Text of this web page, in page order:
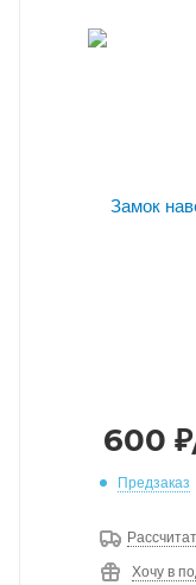
600 ₽
Предзаказ
Хочу в